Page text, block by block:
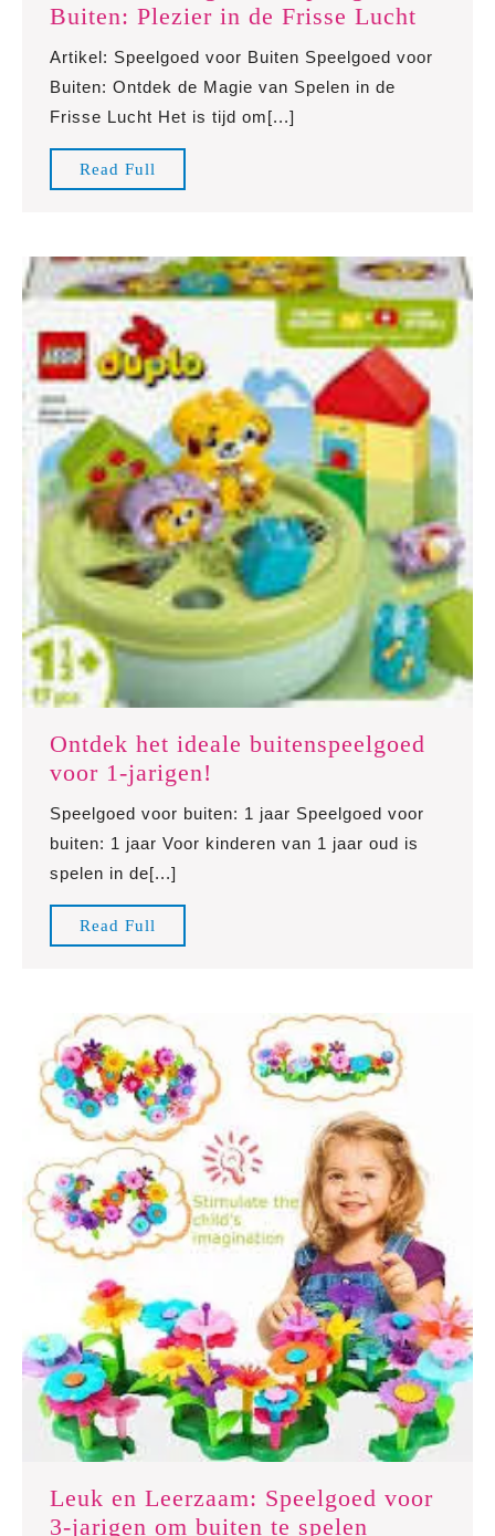
Buiten: Plezier in de Frisse Lucht
Magie
Frisse
Lucht
Artikel: Speelgoed voor Buiten Speelgoed voor
Buiten: Ontdek de Magie van Spelen in de
Frisse Lucht Het is tijd om[...]
Read Full
Full
Ontdek het ideale buitenspeelgoed
voor 1-jarigen!
ideale
buitenspeelgoed
Speelgoed voor buiten: 1 jaar Speelgoed voor
buiten: 1 jaar Voor kinderen van 1 jaar oud is
spelen in de[...]
Read Full
Full
Leuk en Leerzaam: Speelgoed voor
3-jarigen om buiten te spelen